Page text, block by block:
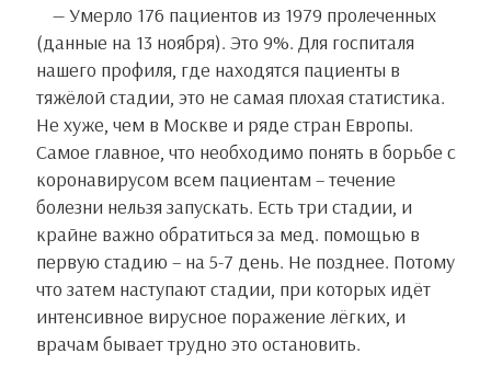
— Умерло 176 пациентов из 1979 пролеченных
(данные на 13 ноября). Это 9%. Для госпиталя
нашего профиля, где находятся пациенты в
тяжёлой стадии, это не самая плохая статистика.
Не хуже, чем в Москве и ряде стран Европы.
Самое главное, что необходимо понять в борьбе с
коронавирусом всем пациентам – течение
болезни нельзя запускать. Есть три стадии, и
крайне важно обратиться за мед. помощью в
первую стадию – на 5-7 день. Не позднее. Потому
что затем наступают стадии, при которых идёт
интенсивное вирусное поражение лёгких, и
врачам бывает трудно это остановить.